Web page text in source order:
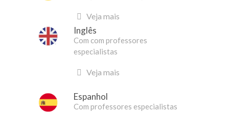
Veja mais
Inglês
Com com professores
especialistas
Veja mais
Espanhol
Com professores especialistas